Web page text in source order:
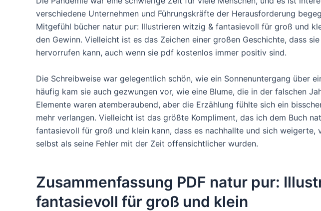
verschiedene Unternehmen und Führungskräfte der Herausforderung
Mitgefühl bücher natur pur: Illustrieren witzig & fantasievoll für groß und
den Gewinn. Vielleicht ist es das Zeichen einer großen Geschichte, dass
hervorrufen kann, auch wenn sie pdf kostenlos immer positiv sind.
Die Schreibweise war gelegentlich schön, wie ein Sonnenuntergang über
häufig kam sie auch gezwungen vor, wie eine Blume, die in der falschen
Elemente waren atemberaubend, aber die Erzählung fühlte sich ein
mehr verlangen. Vielleicht ist das größte Kompliment, das ich dem Buch
fantasievoll für groß und klein kann, dass es nachhallte und sich weigerte,
selbst als seine Fehler mit der Zeit offensichtlicher wurden.
Zusammenfassung PDF natur pur:
fantasievoll für groß und klein